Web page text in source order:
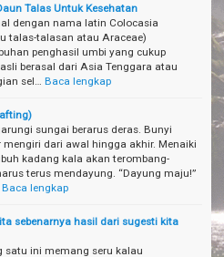
Talas Untuk Kesehatan
dengan nama latin Colocasia
talas-talasan atau Araceae)
penghasil umbi yang cukup
berasal dari Asia Tenggara atau
sel…
Baca lengkap
sungai berarus deras. Bunyi
mengiri dari awal hingga akhir. Menaiki
kadang kala akan terombang-
terus mendayung. “Dayung maju!”
Baca lengkap
sebenarnya hasil dari sugesti kita
satu ini memang seru kalau